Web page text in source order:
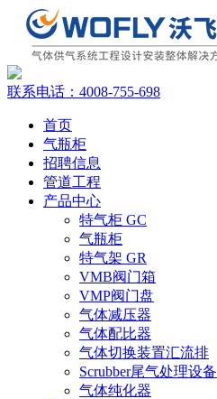
联系电话： 4008-755-698
首页
气瓶柜
招聘信息
管道工程
产品中心
特气柜 GC
气瓶柜
特气架 GR
VMB阀门箱
VMP阀门盘
气体减压器
气体配比器
气体切换装置汇流排
Scrubber尾气处理设备
气体纯化器